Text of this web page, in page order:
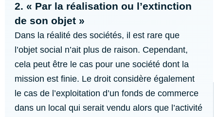
2. « Par la réalisation ou l’extinction
de son objet »
Dans la réalité des sociétés, il est rare que
l’objet social n’ait plus de raison. Cependant,
cela peut être le cas pour une société dont la
mission est finie. Le droit considère également
le cas de l’exploitation d’un fonds de commerce
dans un local qui serait vendu alors que l’activité